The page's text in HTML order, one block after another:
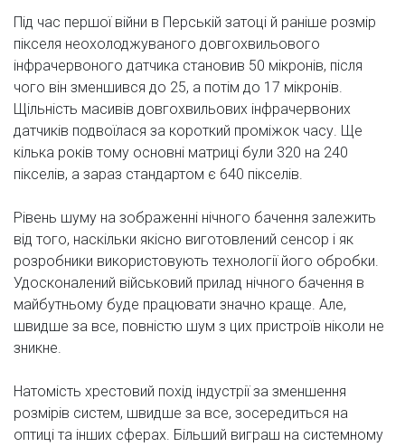
Під час першої війни в Перській затоці й раніше розмір
пікселя неохолоджуваного довгохвильового
інфрачервоного датчика становив 50 мікронів, після
чого він зменшився до 25, а потім до 17 мікронів.
Щільність масивів довгохвильових інфрачервоних
датчиків подвоїлася за короткий проміжок часу. Ще
кілька років тому основні матриці були 320 на 240
пікселів, а зараз стандартом є 640 пікселів.
Рівень шуму на зображенні нічного бачення залежить
від того, наскільки якісно виготовлений сенсор і як
розробники використовують технології його обробки.
Удосконалений військовий прилад нічного бачення в
майбутньому буде працювати значно краще. Але,
швидше за все, повністю шум з цих пристроїв ніколи не
зникне.
Натомість хрестовий похід індустрії за зменшення
розмірів систем, швидше за все, зосередиться на
оптиці та інших сферах. Більший виграш на системному